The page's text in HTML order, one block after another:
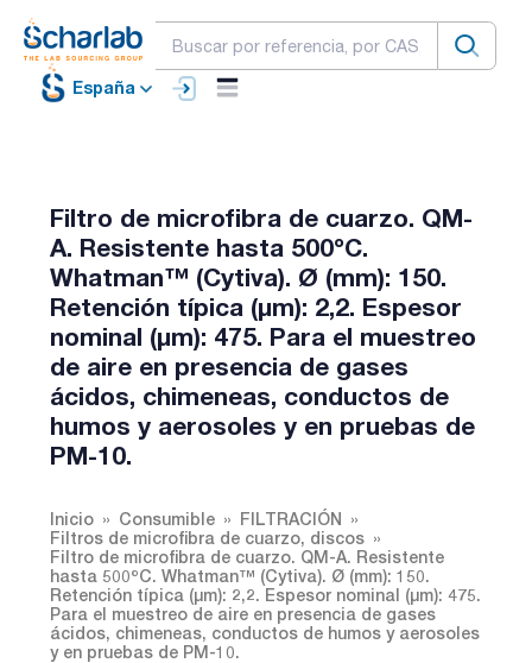
España
Filtro de microfibra de cuarzo. QM-
A. Resistente hasta 500ºC.
Whatman™ (Cytiva). Ø (mm): 150.
Retención típica (µm): 2,2. Espesor
nominal (µm): 475. Para el muestreo
de aire en presencia de gases
ácidos, chimeneas, conductos de
humos y aerosoles y en pruebas de
PM-10.
Inicio Consumible
FILTRACIÓN
Filtros de microfibra de cuarzo, discos
Filtro de microfibra de cuarzo. QM-A. Resistente
hasta 500ºC. Whatman™ (Cytiva). Ø (mm): 150.
Retención típica (µm): 2,2. Espesor nominal (µm): 475.
Para el muestreo de aire en presencia de gases
ácidos, chimeneas, conductos de humos y aerosoles
y en pruebas de PM-10.